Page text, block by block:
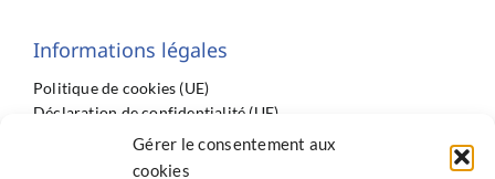
Gérer le consentement aux
cookies
Informations légales
Politique de cookies (UE)
Déclaration de confidentialité (UE)
Conditions générales